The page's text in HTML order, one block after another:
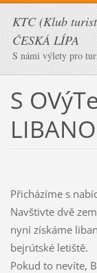
KTC (Klub
ČESKÁ LÍPA
S námi výlety pro
S
Přicházímes
Navštivte dvě
nyní získáme
bejrútské letiště.
Pokud to nevíte,